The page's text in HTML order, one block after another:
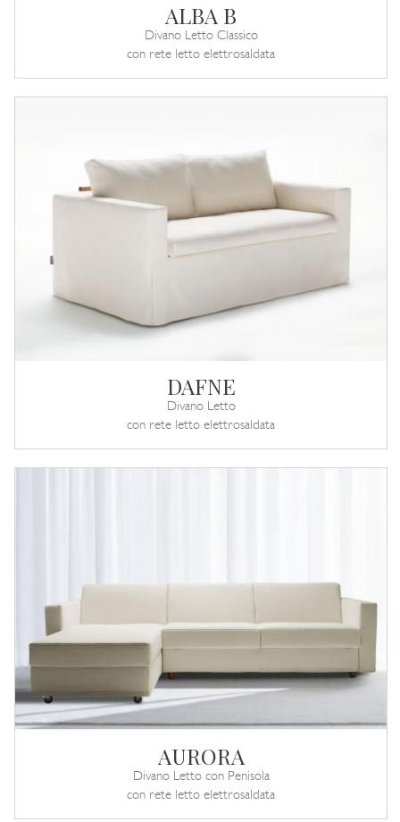
ALBA B
Divano Letto Classico
con rete letto elettrosaldata
DAFNE
Divano Letto
con rete letto elettrosaldata
AURORA
Divano Letto con Penisola
con rete letto elettrosaldata